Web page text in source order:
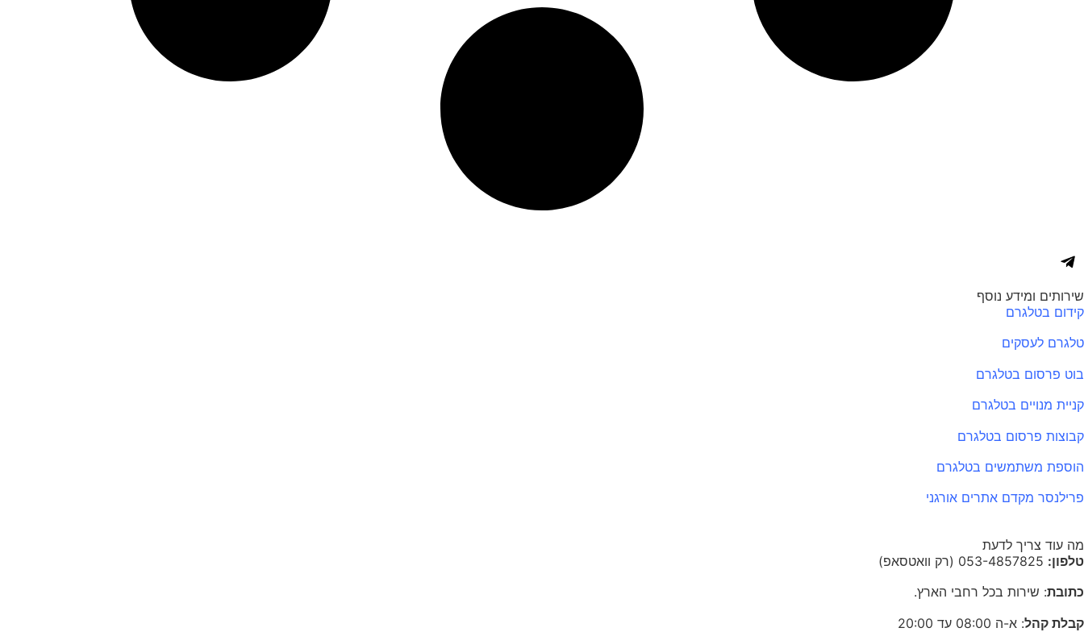
שירותים ומידע נוסף
קידום בטלגרם
טלגרם לעסקים
בוט פרסום בטלגרם
קניית מנויים בטלגרם
קבוצות פרסום בטלגרם
הוספת משתמשים בטלגרם
פרילנסר מקדם אתרים אורגני
מה עוד צריך לדעת
טלפון:
כתובת: שירות בכל רחבי הארץ.
קבלת קהל: א-ה 08:00 עד 20:00